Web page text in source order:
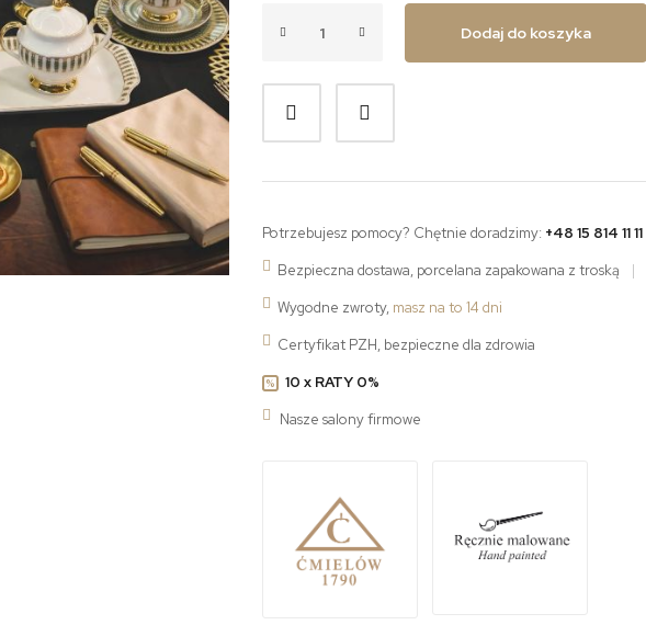
Dodaj do koszyka
Potrzebujesz pomocy? Chętnie doradzimy: +48 15 814 11 11
Bezpieczna dostawa, porcelana zapakowana z troską
|
Wygodne zwroty, masz na to 14 dni
Certyfikat PZH, bezpieczne dla zdrowia
%
10 x RATY 0%
Nasze salony firmowe